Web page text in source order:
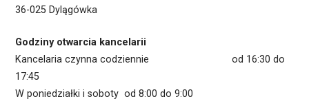
36-025 Dylągówka
Godziny otwarcia kancelarii
Kancelaria czynna codziennie od 16:30 do
17:45
W poniedziałki i soboty od 8:00 do 9:00